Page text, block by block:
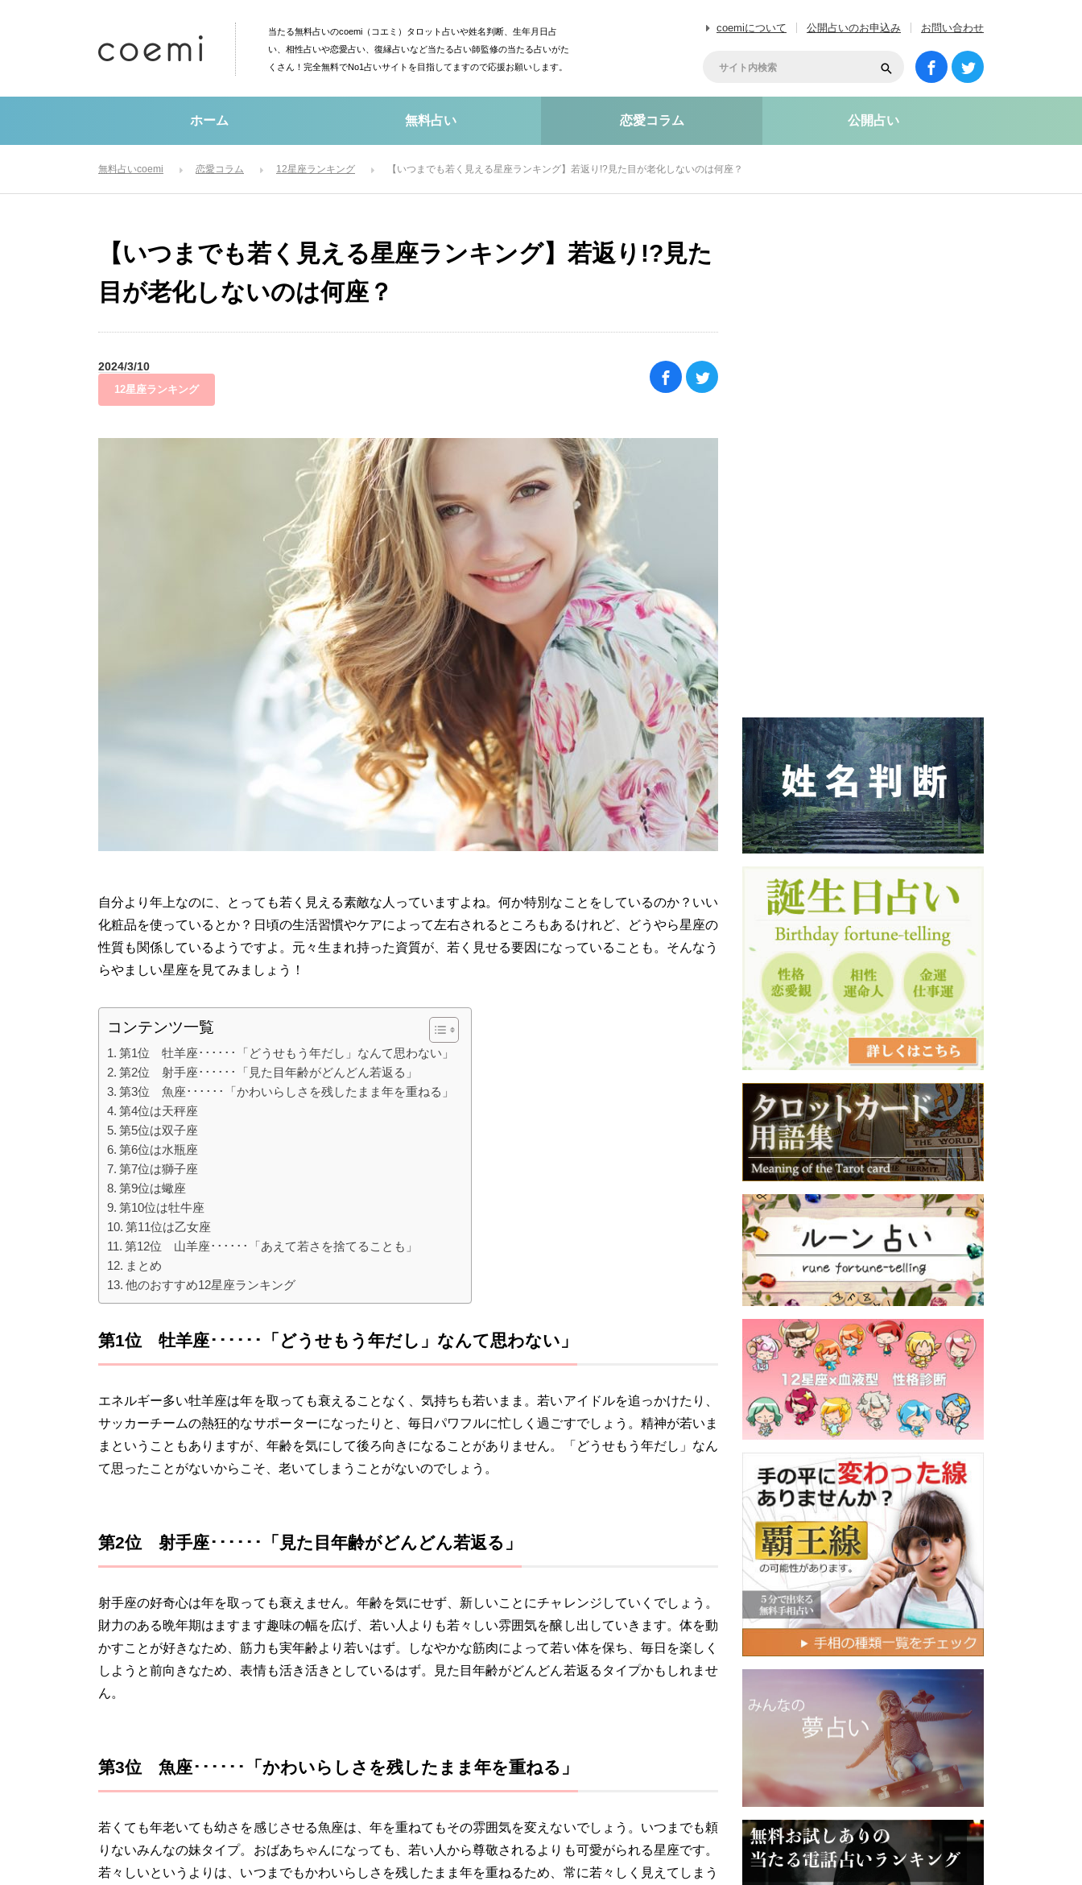
当たる無料占いのcoemi（コエミ）タロット占いや姓名判断、生年月日占
い、相性占いや恋愛占い、復縁占いなど当たる占い師監修の当たる占いがた
くさん！完全無料でNo1占いサイトを目指してますので応援お願いします。
coemiについて 公開占いのお申込み お問い合わせ
ホーム 無料占い 恋愛コラム 公開占い
無料占いcoemi 恋愛コラム 12星座ランキング 【いつまでも若く見える星座ランキング】若返り!?見た目が老化しないのは何座？
【いつまでも若く見える星座ランキング】若返り!?見た
目が老化しないのは何座？
2024/3/10
12星座ランキング
自分より年上なのに、とっても若く見える素敵な人っていますよね。何か特別なことをしているのか？いい
化粧品を使っているとか？日頃の生活習慣やケアによって左右されるところもあるけれど、どうやら星座の
性質も関係しているようですよ。元々生まれ持った資質が、若く見せる要因になっていることも。そんなう
らやましい星座を見てみましょう！
コンテンツ一覧
第1位 牡羊座･･････「どうせもう年だし」なんて思わない」
第2位 射手座･･････「見た目年齢がどんどん若返る」
第3位 魚座･･････「かわいらしさを残したまま年を重ねる」
第4位は天秤座
第5位は双子座
第6位は水瓶座
第7位は獅子座
第9位は蠍座
第10位は牡牛座
第11位は乙女座
第12位 山羊座･･････「あえて若さを捨てることも」
まとめ
他のおすすめ12星座ランキング
第1位 牡羊座･･････「どうせもう年だし」なんて思わない」
エネルギー多い牡羊座は年を取っても衰えることなく、気持ちも若いまま。若いアイドルを追っかけたり、
サッカーチームの熱狂的なサポーターになったりと、毎日パワフルに忙しく過ごすでしょう。精神が若いま
まということもありますが、年齢を気にして後ろ向きになることがありません。「どうせもう年だし」なん
て思ったことがないからこそ、老いてしまうことがないのでしょう。
第2位 射手座･･････「見た目年齢がどんどん若返る」
射手座の好奇心は年を取っても衰えません。年齢を気にせず、新しいことにチャレンジしていくでしょう。
財力のある晩年期はますます趣味の幅を広げ、若い人よりも若々しい雰囲気を醸し出していきます。体を動
かすことが好きなため、筋力も実年齢より若いはず。しなやかな筋肉によって若い体を保ち、毎日を楽しく
しようと前向きなため、表情も活き活きとしているはず。見た目年齢がどんどん若返るタイプかもしれませ
ん。
第3位 魚座･･････「かわいらしさを残したまま年を重ねる」
若くても年老いても幼さを感じさせる魚座は、年を重ねてもその雰囲気を変えないでしょう。いつまでも頼
りないみんなの妹タイプ。おばあちゃんになっても、若い人から尊敬されるよりも可愛がられる星座です。
若々しいというよりは、いつまでもかわいらしさを残したまま年を重ねるため、常に若々しく見えてしまう